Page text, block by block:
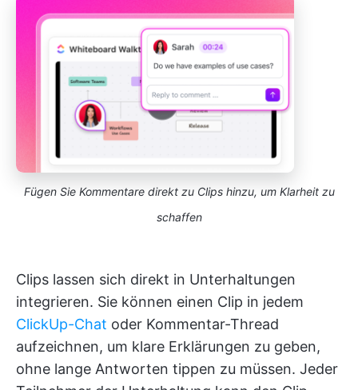
Fügen Sie Kommentare direkt zu Clips hinzu, um Klarheit zu
schaffen
Clips lassen sich direkt in Unterhaltungen
integrieren. Sie können einen Clip in jedem
ClickUp-Chat oder Kommentar-Thread
aufzeichnen, um klare Erklärungen zu geben,
ohne lange Antworten tippen zu müssen. Jeder